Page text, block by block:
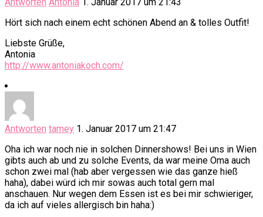
Hört sich nach einem echt schönen Abend an & tolles Outfit!
Liebste Grüße,
Antonia
http://www.antoniakoch.com/
Antworten tamey 1. Januar 2017 um 21:47
Oha ich war noch nie in solchen Dinnershows! Bei uns in Wien
gibts auch ab und zu solche Events, da war meine Oma auch
schon zwei mal (hab aber vergessen wie das ganze hieß
haha), dabei würd ich mir sowas auch total gern mal
anschauen. Nur wegen dem Essen ist es bei mir schwieriger,
da ich auf vieles allergisch bin haha:)